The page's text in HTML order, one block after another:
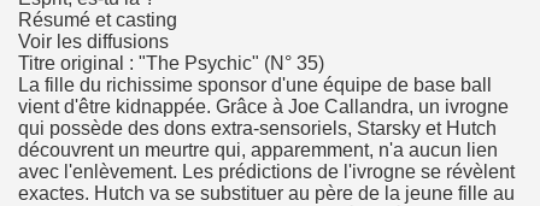
Résumé et casting
Voir les diffusions
Titre original : "The Psychic" (N° 35)
La fille du richissime sponsor d'une équipe de base ball
vient d'être kidnappée. Grâce à Joe Callandra, un ivrogne
qui possède des dons extra-sensoriels, Starsky et Hutch
découvrent un meurtre qui, apparemment, n'a aucun lien
avec l'enlèvement. Les prédictions de l'ivrogne se révèlent
exactes. Hutch va se substituer au père de la jeune fille au